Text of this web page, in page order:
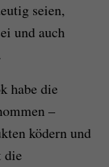
seien,
und auch
habe die
–
ködern und
die